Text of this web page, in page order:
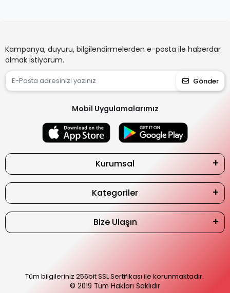
Kampanya, duyuru, bilgilendirmelerden e-posta ile haberdar
olmak istiyorum.
Gönder
Mobil Uygulamalarımız
Kurumsal
Kategoriler
Bize Ulaşın
Tüm bilgileriniz 256bit SSL Sertifikası ile korunmaktadır.
© 2019 Tüm Hakları Saklıdır